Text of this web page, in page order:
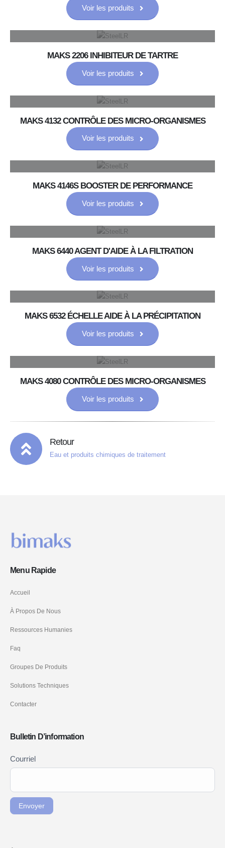
Voir les produits
MAKS 2206 INHIBITEUR DE TARTRE
Voir les produits
MAKS 4132 CONTRÔLE DES MICRO-ORGANISMES
Voir les produits
MAKS 4146S BOOSTER DE PERFORMANCE
Voir les produits
MAKS 6440 AGENT D'AIDE À LA FILTRATION
Voir les produits
MAKS 6532 ÉCHELLE AIDE À LA PRÉCIPITATION
Voir les produits
MAKS 4080 CONTRÔLE DES MICRO-ORGANISMES
Voir les produits
Retour
Eau et produits chimiques de traitement
Menu Rapide
Accueil
À Propos De Nous
Ressources Humanies
Faq
Groupes De Produits
Solutions Techniques
Contacter
Bulletin D’information
Newsletter
Signup
Courriel
Envoyer
Si vous
êtes un
remplissez